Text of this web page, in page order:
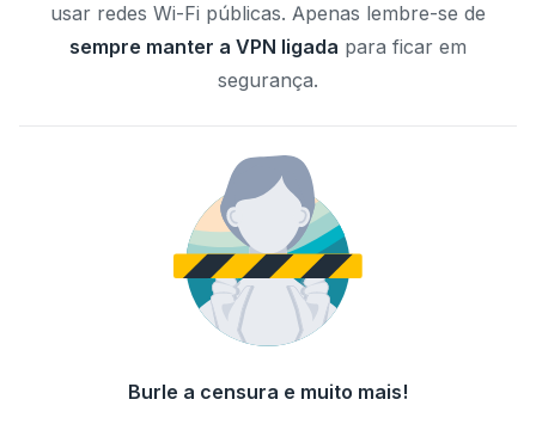
usar redes Wi-Fi públicas. Apenas lembre-se de
sempre manter a VPN ligada para ficar em
segurança.
Burle a censura e muito mais!